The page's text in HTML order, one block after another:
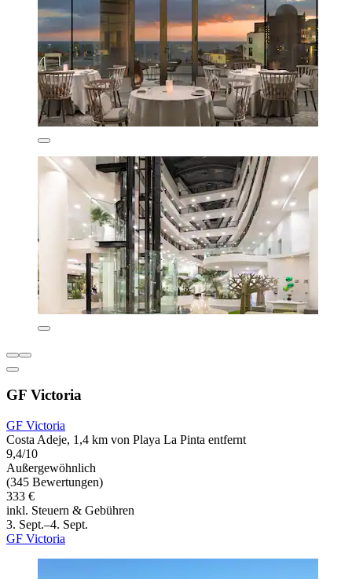
GF Victoria
GF Victoria
Costa Adeje, 1,4 km von Playa La Pinta entfernt
9,4/10
Außergewöhnlich
(345 Bewertungen)
333 €
inkl. Steuern & Gebühren
3. Sept.–4. Sept.
GF Victoria